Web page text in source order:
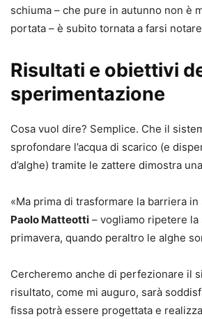
schiuma – che pure in autunno non è
portata – è subito tornata a farsi
Risultati e obiettivi
sperimentazione
Cosa vuol dire? Semplice. Che il
sprofondare l’acqua di scarico (e
d’alghe) tramite le zattere dimostra
«Ma prima di trasformare la barriera
Paolo Matteotti – vogliamo ripetere
primavera, quando peraltro le alghe
Cercheremo anche di perfezionare il
risultato, come mi auguro, sarà
fissa potrà essere progettata e